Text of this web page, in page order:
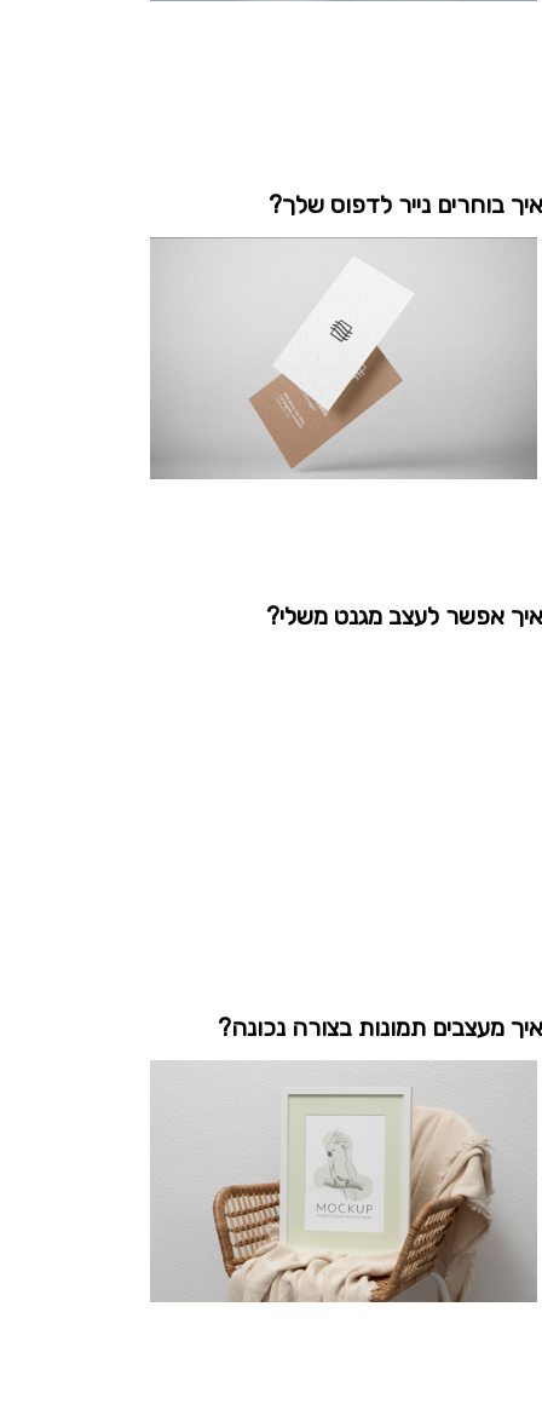
איך בוחרים נייר לדפוס שלך?
איך אפשר לעצב מגנט משלי?
איך מעצבים תמונות בצורה נכונה?